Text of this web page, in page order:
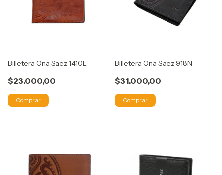
Billetera Ona Saez 1410L
$23.000,00
Comprar
Billetera Ona Saez 918N
$31.000,00
Comprar